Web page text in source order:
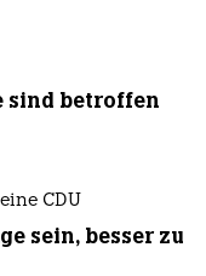
sind betroffen
CDU
sein, besser zu